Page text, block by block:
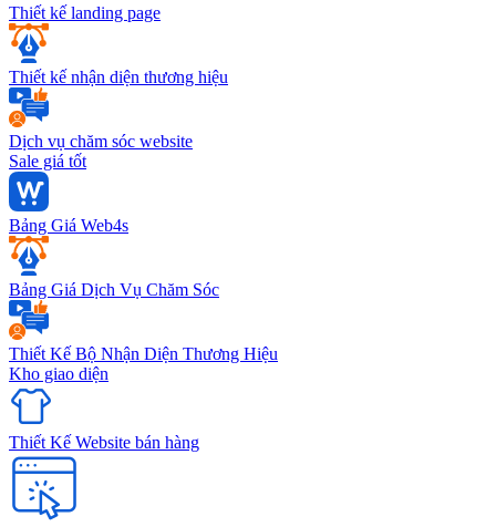
Thiết kế landing page
Thiết kế nhận diện thương hiệu
Dịch vụ chăm sóc website
Sale giá tốt
Bảng Giá Web4s
Bảng Giá Dịch Vụ Chăm Sóc
Thiết Kế Bộ Nhận Diện Thương Hiệu
Kho giao diện
Thiết Kế Website bán hàng